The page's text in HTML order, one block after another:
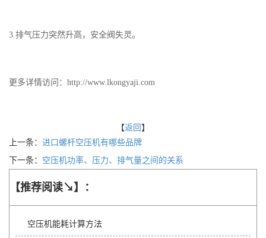
3.排气压力突然升高，安全阀失灵。
更多详情访问：http://www.lkongyaji.com
【返回】
上一条： 进口螺杆空压机有哪些品牌
下一条： 空压机功率、压力、排气量之间的关系
【推荐阅读↘】：
空压机能耗计算方法